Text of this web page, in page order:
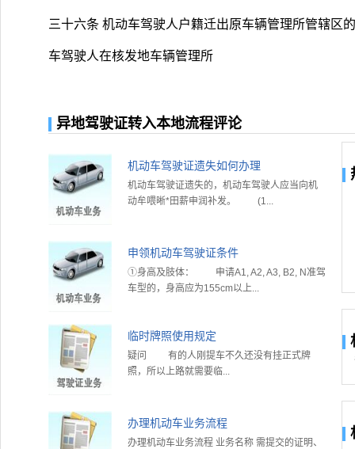
三十六条 机动车驾驶人户籍迁出原车辆管理所管辖区
车驾驶人在核发地车辆管理所
异地驾驶证转入本地流程评论
机动车驾驶证遗失如何办理
机动车驾驶证遗失的，机动车驾驶人应当向机
动牟喂晰*田薪申润补发。 (1...
申领机动车驾驶证条件
①身高及肢体： 申请A1, A2, A3, B2, N准驾
车型的，身高应为155cm以上...
临时牌照使用规定
疑问 有的人刚提车不久还没有挂正式牌
照，所以上路就需要临...
办理机动车业务流程
办理机动车业务流程 业务名称 需提交的证明、